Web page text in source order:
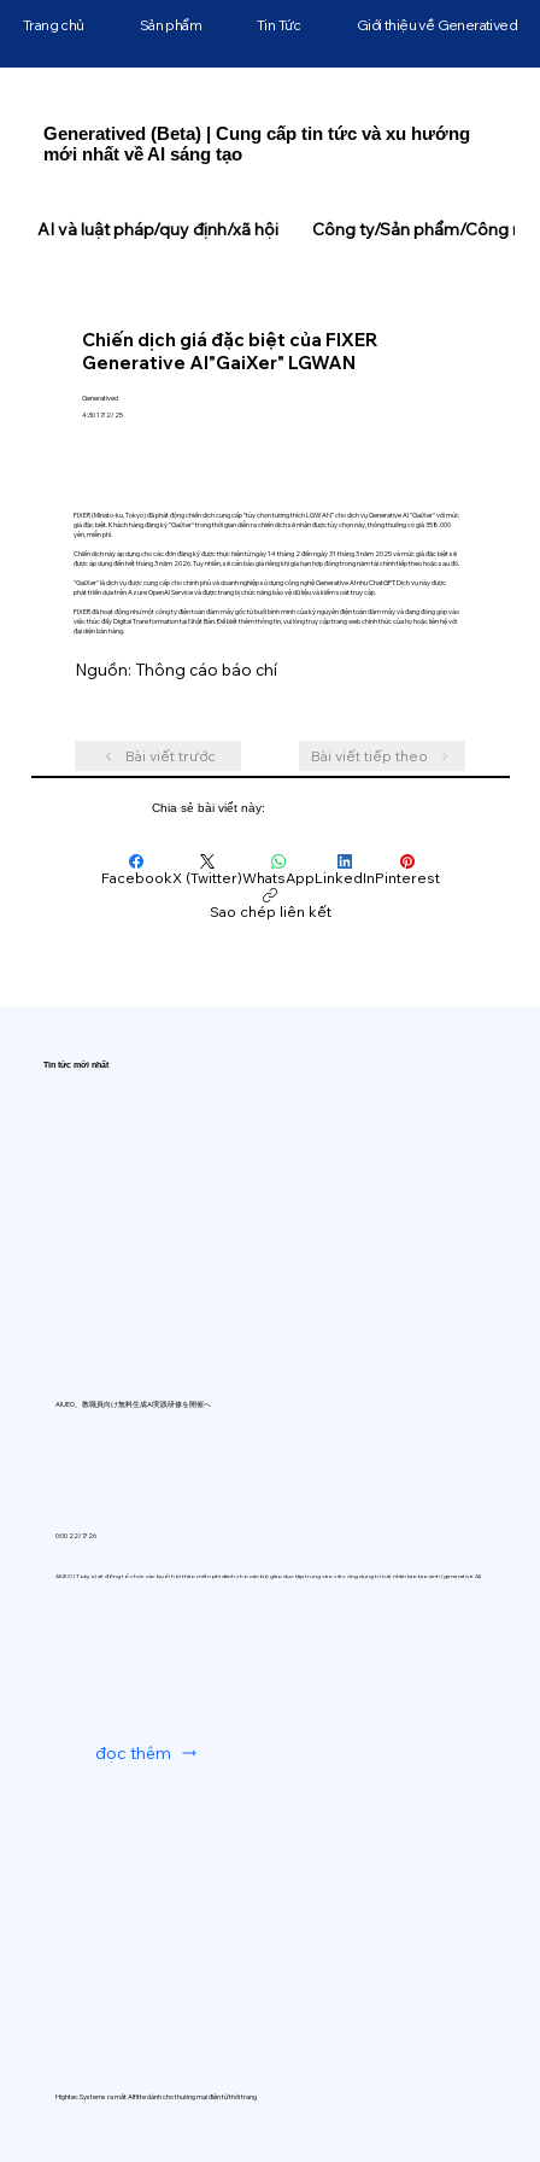
Generatived (Beta) | Cung cấp tin tức và xu hướng
mới nhất về AI sáng tạo
Chiến dịch giá đặc biệt của FIXER
Generative AI"GaiXer" LGWAN
Generatived
4:30 17/2/25
FIXER (Minato-ku, Tokyo) đã phát động chiến dịch cung cấp "tùy chọn tương thích LGWAN" cho dịch vụ Generative AI "GaiXer" với mức
giá đặc biệt. Khách hàng đăng ký "GaiXer" trong thời gian diễn ra chiến dịch sẽ nhận được tùy chọn này, thông thường có giá 358.000
yên, miễn phí.
Chiến dịch này áp dụng cho các đơn đăng ký được thực hiện từ ngày 14 tháng 2 đến ngày 31 tháng 3 năm 2025 và mức giá đặc biệt sẽ
được áp dụng đến hết tháng 3 năm 2026. Tuy nhiên, sẽ cần báo giá riêng khi gia hạn hợp đồng trong năm tài chính tiếp theo hoặc sau đó.
"GaiXer" là dịch vụ được cung cấp cho chính phủ và doanh nghiệp sử dụng công nghệ Generative AI như ChatGPT. Dịch vụ này được
phát triển dựa trên Azure OpenAI Service và được trang bị chức năng bảo vệ dữ liệu và kiểm soát truy cập.
FIXER đã hoạt động như một công ty điện toán đám mây gốc từ buổi bình minh của kỷ nguyên điện toán đám mây và đang đóng góp vào
việc thúc đẩy Digital Transformation tại Nhật Bản. Để biết thêm thông tin, vui lòng truy cập trang web chính thức của họ hoặc liên hệ với
đại diện bán hàng.
Nguồn: Thông cáo báo chí
Bài viết trước Bài viết tiếp theo
Trang chủ Sản phẩm Tin Tức Giới thiệu về Generatived
Chia sẻ bài viết này:
FacebookX (Twitter)WhatsAppLinkedInPinterest
Sao chép liên kết
AI và luật pháp/quy định/xã hội Công ty/Sản phẩm/Công
Tin tức mới nhất
AIUEO、教職員向け無料生成AI実践研修を開催へ
0:00 22/7/26
AIUEO (Tokyo) sẽ đồng tổ chức các buổi hội thảo miễn phí dành cho cán bộ giáo dục tập trung vào việc ứng dụng trí tuệ nhân tạo tạo sinh (generative AI)
đọc thêm
Hightec Systems ra mắt AIfitte dành cho thương mại điện tử thời trang